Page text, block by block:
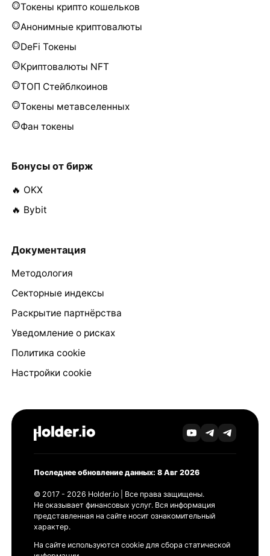
Токены крипто кошельков
Анонимные криптовалюты
DeFi Токены
Криптовалюты NFT
ТОП Стейблкоинов
Токены метавселенных
Фан токены
Бонусы от бирж
🔥 OKX
🔥 Bybit
Документация
Методология
Секторные индексы
Раскрытие партнёрства
Уведомление о рисках
Политика cookie
Настройки cookie
Последнее обновление данных: 8 Авг 2026
© 2017 - 2026 Holder.io | Все права защищены.
Не оказывает финансовых услуг. Вся информация
представленная на сайте носит ознакомительный
характер.
На сайте используются cookie для сбора статической